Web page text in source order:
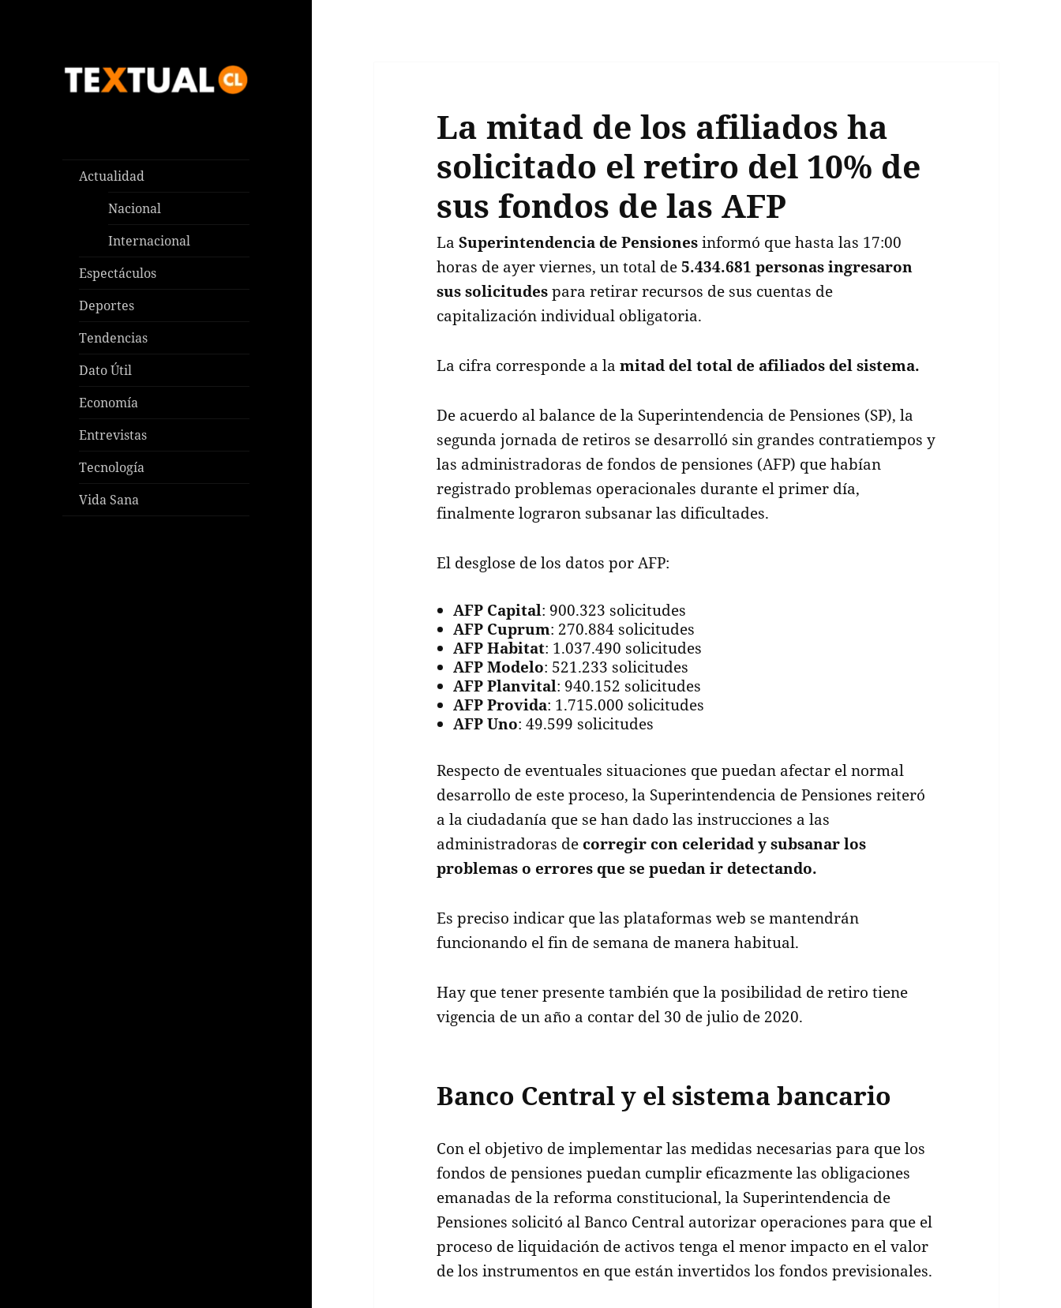
Actualidad
Nacional
Internacional
Espectáculos
Deportes
Tendencias
Dato Útil
Economía
Entrevistas
Tecnología
Vida Sana
La mitad de los afiliados ha
solicitado el retiro del 10% de
sus fondos de las AFP
LaSuperintendencia de Pensionesinformó que hasta las 17:00
horas de ayer viernes, un total de5.434.681 personas ingresaron
sus solicitudespara retirar recursos de sus cuentas de
capitalización individual obligatoria.
La cifra corresponde a la mitad del total de afiliados del sistema.
De acuerdo al balance de la Superintendencia de Pensiones (SP), la
segunda jornada de retiros se desarrolló sin grandes contratiempos y
las administradoras de fondos de pensiones (AFP) que habían
registrado problemas operacionales durante el primer día,
finalmente lograron subsanar las dificultades.
El desglose de los datos por AFP:
AFP Capital: 900.323 solicitudes
AFP Cuprum: 270.884 solicitudes
AFP Habitat: 1.037.490 solicitudes
AFP Modelo: 521.233 solicitudes
AFP Planvital: 940.152 solicitudes
AFP Provida: 1.715.000 solicitudes
AFP Uno: 49.599 solicitudes
Respecto de eventuales situaciones que puedan afectar el normal
desarrollo de este proceso, la Superintendencia de Pensiones reiteró
a la ciudadanía que se han dado las instrucciones a las
administradoras de corregir con celeridad y subsanar los
problemas o errores que se puedan ir detectando.
Es preciso indicar que las plataformas web se mantendrán
funcionando el fin de semana de manera habitual.
Hay que tener presente también que la posibilidad de retiro tiene
vigencia de un año a contar del 30 de julio de 2020.
Banco Central y el sistema bancario
Con el objetivo de implementar las medidas necesarias para que los
fondos de pensiones puedan cumplir eficazmente las obligaciones
emanadas de la reforma constitucional, la Superintendencia de
Pensiones solicitó al Banco Central autorizar operaciones para que el
proceso de liquidación de activos tenga el menor impacto en el valor
de los instrumentos en que están invertidos los fondos previsionales.